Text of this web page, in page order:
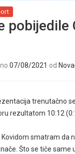
pobijedile
07/08/2021 od
trenutačno
rezultatom 10:12
Kovidom smatram da
Što se tiče